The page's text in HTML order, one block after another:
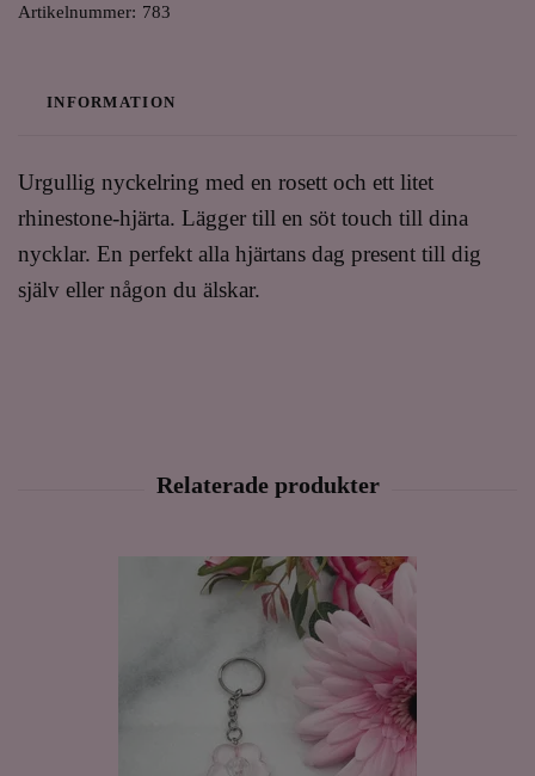
Artikelnummer: 783
INFORMATION
Urgullig nyckelring med en rosett och ett litet
rhinestone-hjärta. Lägger till en söt touch till dina
nycklar. En perfekt alla hjärtans dag present till dig
själv eller någon du älskar.